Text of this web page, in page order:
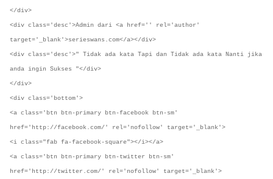
</div>
<div class='desc'>Admin dari <a href='' rel='author'
target='_blank'>serieswans.com</a></div>
<div class='desc'>" Tidak ada kata Tapi dan Tidak ada kata Nanti jika
anda ingin Sukses "</div>
</div>
<div class='bottom'>
<a class='btn btn-primary btn-facebook btn-sm'
href='http://facebook.com/' rel='nofollow' target='_blank'>
<i class="fab fa-facebook-square"></i></a>
<a class='btn btn-primary btn-twitter btn-sm'
href='http://twitter.com/' rel='nofollow' target='_blank'>